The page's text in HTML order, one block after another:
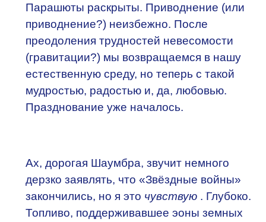
Парашюты раскрыты. Приводнение (или
приводнение?) неизбежно. После
преодоления трудностей невесомости
(гравитации?) мы возвращаемся в нашу
естественную среду, но теперь с такой
мудростью, радостью и, да, любовью.
Празднование уже началось.
Ах, дорогая Шаумбра, звучит немного
дерзко заявлять, что «Звёздные войны»
закончились, но я это чувствую . Глубоко.
Топливо, поддерживавшее эоны земных